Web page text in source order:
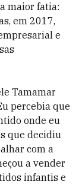
maior fatia:
em 2017,
e
Tamamar
percebia que
onde eu
que decidiu
com a
a vender
infantis e